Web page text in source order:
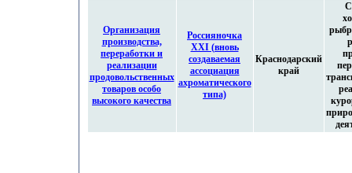
Организация
производства,
переработки и
реализации
продовольственных
товаров особо
высокого качества
Россияночка
XXI (вновь
создаваемая
ассоциация
ахроматического
типа)
Краснодарский
край